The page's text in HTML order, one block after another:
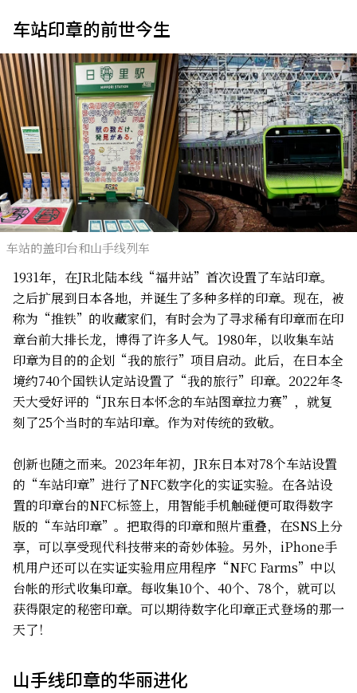
车站印章的前世今生
车站的盖印台和山手线列车
1931年，在JR北陆本线“福井站”首次设置了车站印章。
之后扩展到日本各地，并诞生了多种多样的印章。现在，被
称为“推铁”的收藏家们，有时会为了寻求稀有印章而在印
章台前大排长龙，博得了许多人气。1980年，以收集车站
印章为目的的企划“我的旅行”项目启动。此后，在日本全
境约740个国铁认定站设置了“我的旅行”印章。2022年冬
天大受好评的“JR东日本怀念的车站图章拉力赛”，就复
刻了25个当时的车站印章。作为对传统的致敬。
创新也随之而来。2023年年初，JR东日本对78个车站设置
的“车站印章”进行了NFC数字化的实证实验。在各站设
置的印章台的NFC标签上，用智能手机触碰便可取得数字
版的“车站印章”。把取得的印章和照片重叠，在SNS上分
享，可以享受现代科技带来的奇妙体验。另外，iPhone手
机用户还可以在实证实验用应用程序“NFC Farms”中以
台帐的形式收集印章。每收集10个、40个、78个，就可以
获得限定的秘密印章。可以期待数字化印章正式登场的那一
天了！
山手线印章的华丽进化